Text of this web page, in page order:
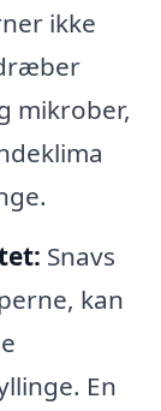
ikke
mikrober,
Snavs
kan
En